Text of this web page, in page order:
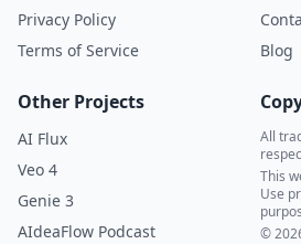
Privacy Policy
Terms of Service
Blog
Other Projects
AI Flux
Veo 4
Genie 3
AIdeaFlow Podcast
All
This
Use
©